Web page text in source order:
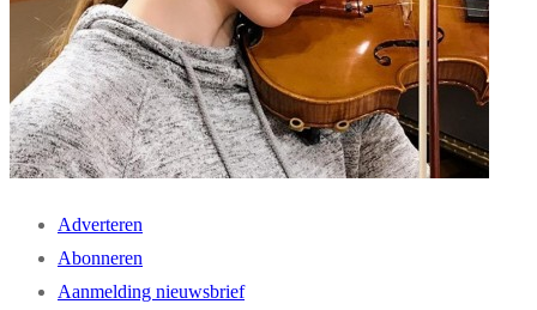
Adverteren
Abonneren
Aanmelding nieuwsbrief